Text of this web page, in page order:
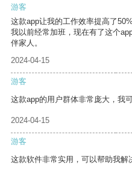
游客
这款app让我的工作效率提高了
我以前经常加班，现在有了这个
伴家人。
2024-04-15
游客
这款app的用户群体非常庞大，我
2024-04-15
游客
这款软件非常实用，可以帮助我解